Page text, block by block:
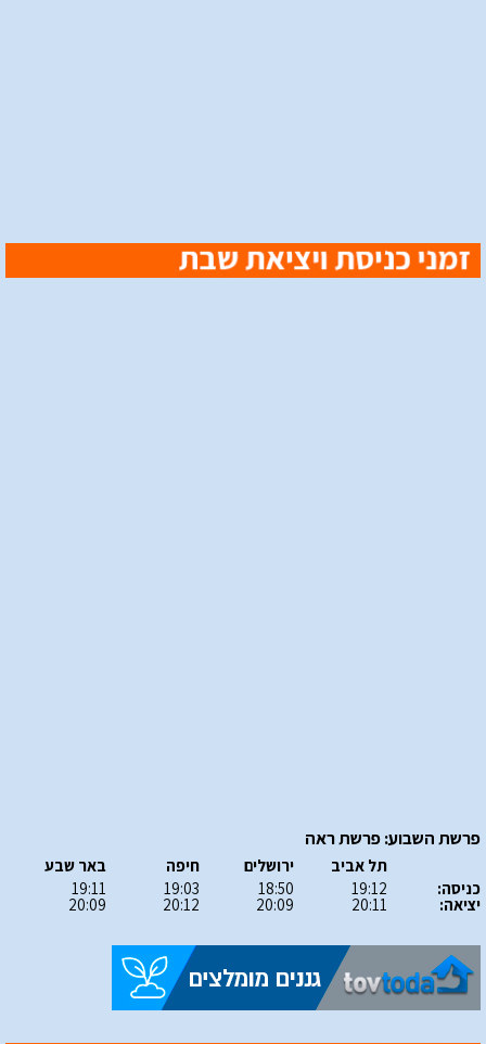
פרשת השבוע: פרשת ראה
כניסה:
יציאה:
תל אביב
19:12
20:11
ירושלים
18:50
20:09
חיפה
19:03
20:12
באר שבע
19:11
20:09